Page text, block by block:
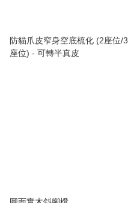
防貓爪皮窄身空底梳化 (2座位/3
座位) - 可轉半真皮